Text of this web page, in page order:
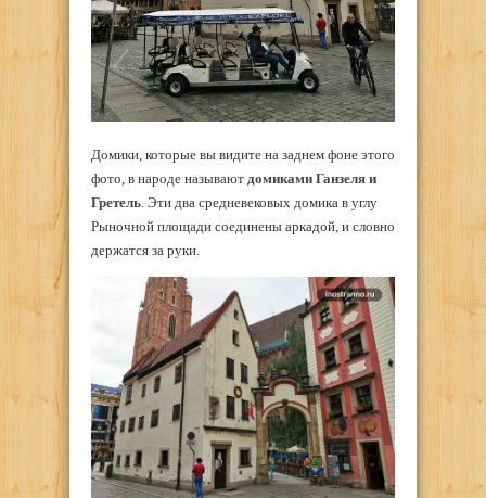
Домики, которые вы видите на заднем фоне этого
фото, в народе называют домиками Ганзеля и
Гретель. Эти два средневековых домика в углу
Рыночной площади соединены аркадой, и словно
держатся за руки.